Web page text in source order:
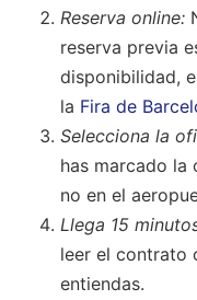
Reserva online:
reserva previa
disponibilidad,
la Fira de
Selecciona la
has marcado la
no en el
Llega 15
leer el contrato
entiendas.